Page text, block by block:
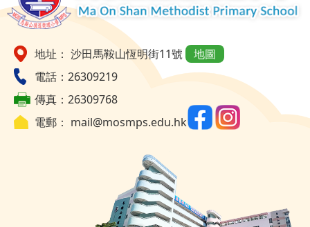
地址： 沙田馬鞍山恆明街11號
地圖
電話：26309219
傳真：26309768
電郵： mail@mosmps.edu.hk